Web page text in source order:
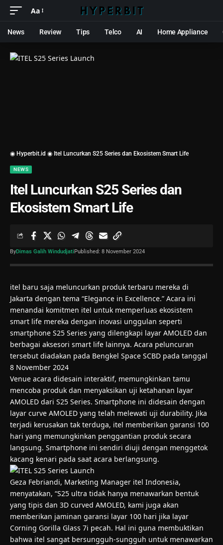
Aa
News Review Tips Telco AI Home Appliance
◉ Hyperbit.id ◉ Itel Luncurkan S25 Series dan Ekosistem Smart Life
NEWS
Itel Luncurkan S25 Series dan
Ekosistem Smart Life
ByDimas Galih WindudjatiPublished: 8 November 2024
itel baru saja meluncurkan produk terbaru mereka di
Jakarta dengan tema “Elegance in Excellence.” Acara ini
menandai komitmen itel untuk memperluas ekosistem
smart life mereka dengan inovasi unggulan seperti
smartphone S25 Series yang dilengkapi layar AMOLED dan
berbagai aksesori smart life lainnya. Acara peluncuran
tersebut diadakan pada Bengkel Space SCBD pada tanggal
8 November 2024
Venue acara didesain interaktif, memungkinkan tamu
mencoba produk dan menyaksikan uji ketahanan layar
AMOLED dari S25 Series. Smartphone ini didesain dengan
layar curve AMOLED yang telah melewati uji durability. Jika
terjadi kerusakan tak terduga, itel memberikan garansi 100
hari yang memungkinkan penggantian produk secara
langsung. Smartphone ini sendiri diuji dengan menggetok
kacang kenari pada saat acara berlangsung.
Geza Febriandi, Marketing Manager itel Indonesia,
menyatakan, “S25 ultra tidak hanya menawarkan bentuk
yang tipis dan 3D curved AMOLED, kami juga akan
memberikan jaminan garansi layar 100 hari jika layar
Corning Gorilla Glass 7i pecah. Hal ini guna membuktikan
bahwa itel sangat bersungguh-sungguh untuk menawarkan